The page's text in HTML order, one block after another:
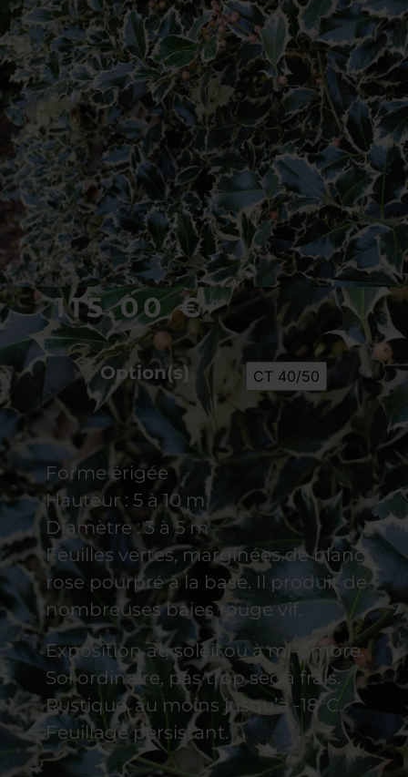
115.00€
Option(s) CT 40/50
Forme érigée
Hauteur : 5 à 10 m
Diamètre : 3 à 5 m
Feuilles vertes, marginées de blanc,
rose pourpré à la base. Il produit de
nombreuses baies rouge vif.
Exposition au soleil ou à mi-ombre.
Sol ordinaire, pas trop sec à frais.
Rustique, au moins jusqu’à -18°C.
Feuillage persistant.